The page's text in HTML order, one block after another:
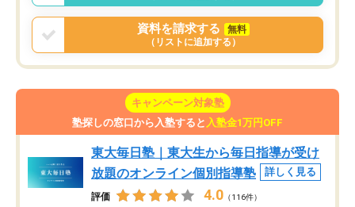
資料を請求する
無料
（リストに追加する）
キャンペーン対象塾
塾探しの窓口から入塾すると 入塾金1万円OFF
東大毎日塾｜東大生から毎日指導が受け
放題のオンライン個別指導塾
詳しく見る
評価 4.0 （116件）